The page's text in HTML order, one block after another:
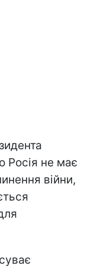
Росія не має
війни,